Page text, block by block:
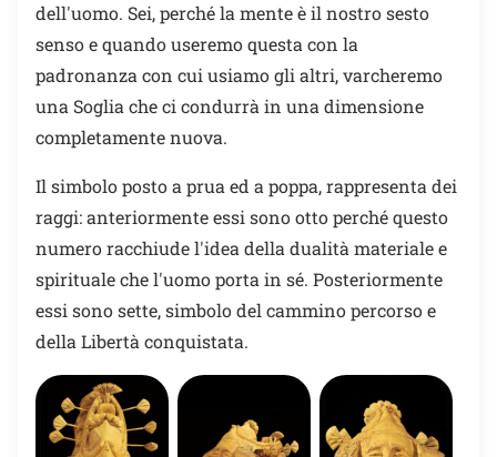
dell'uomo. Sei, perché la mente è il nostro sesto
senso e quando useremo questa con la
padronanza con cui usiamo gli altri, varcheremo
una Soglia che ci condurrà in una dimensione
completamente nuova.
Il simbolo posto a prua ed a poppa, rappresenta dei
raggi: anteriormente essi sono otto perché questo
numero racchiude l'idea della dualità materiale e
spirituale che l'uomo porta in sé. Posteriormente
essi sono sette, simbolo del cammino percorso e
della Libertà conquistata.